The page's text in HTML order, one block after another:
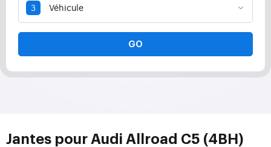
GO
Jantes pour Audi Allroad C5 (4BH)